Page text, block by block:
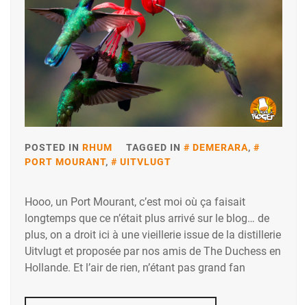
POSTED IN RHUM TAGGED IN DEMERARA,
PORT MOURANT, UITVLUGT
Hooo, un Port Mourant, c’est moi où ça faisait
longtemps que ce n’était plus arrivé sur le blog… de
plus, on a droit ici à une vieillerie issue de la distillerie
Uitvlugt et proposée par nos amis de The Duchess en
Hollande. Et l’air de rien, n’étant pas grand fan